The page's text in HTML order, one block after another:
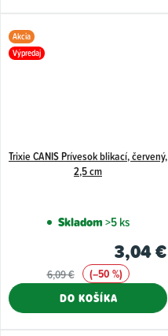
Akcia
Výpredaj
Trixie CANIS Prívesok blikací, červený,
2,5 cm
Skladom>5 ks
3,04 €
6,09 €
(–50 %)
DO KOŠÍKA